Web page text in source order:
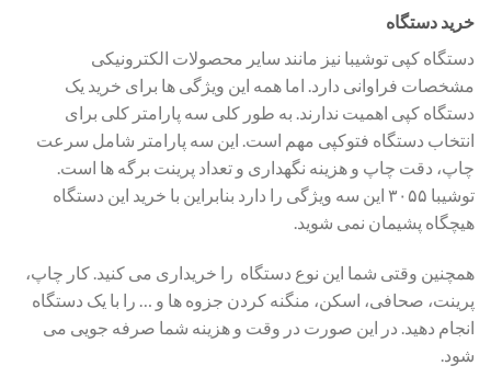
خرید دستگاه
دستگاه کپی توشیبا نیز مانند سایر محصولات الکترونیکی
مشخصات فراوانی دارد. اما همه این ویژگی ها برای خرید یک
دستگاه کپی اهمیت ندارند. به طور کلی سه پارامتر کلی برای
انتخاب دستگاه فتوکپی مهم است. این سه پارامتر شامل سرعت
چاپ، دقت چاپ و هزینه نگهداری و تعداد پرینت برگه ها است.
توشیبا ۳۰۵۵ این سه ویژگی را دارد بنابراین با خرید این دستگاه
هیچگاه پشیمان نمی شوید.
همچنین وقتی شما این نوع دستگاه را خریداری می کنید. کار چاپ،
پرینت، صحافی، اسکن، منگنه کردن جزوه ها و … را با یک دستگاه
انجام دهید. در این صورت در وقت و هزینه شما صرفه جویی می
شود.